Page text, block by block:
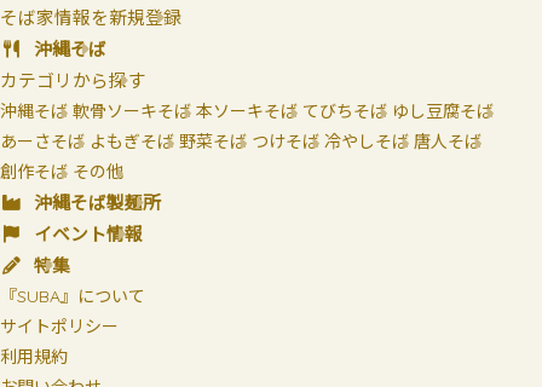
そば家情報を新規登録
沖縄そば
カテゴリから探す
沖縄そば 軟骨ソーキそば 本ソーキそば てびちそば ゆし豆腐そば
あーさそば よもぎそば 野菜そば つけそば 冷やしそば 唐人そば
創作そば その他
沖縄そば製麺所
イベント情報
特集
『SUBA』について
サイトポリシー
利用規約